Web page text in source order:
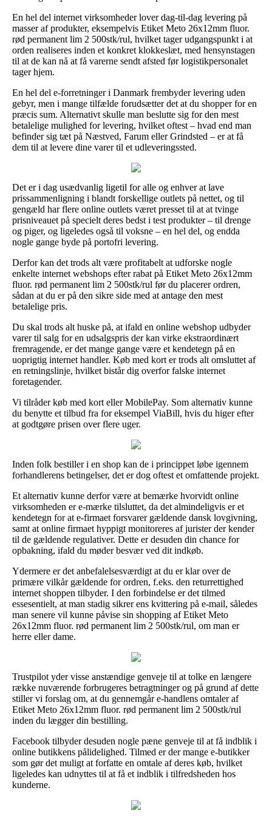
En hel del internet virksomheder lover dag-til-dag levering på
masser af produkter, eksempelvis Etiket Meto 26x12mm fluor.
rød permanent lim 2 500stk/rul, hvilket tager udgangspunkt i at
orden realiseres inden et konkret klokkeslæt, med hensynstagen
til at de kan nå at få varerne sendt afsted før logistikpersonalet
tager hjem.
En hel del e-forretninger i Danmark frembyder levering uden
gebyr, men i mange tilfælde forudsætter det at du shopper for en
præcis sum. Alternativt skulle man beslutte sig for den mest
betalelige mulighed for levering, hvilket oftest – hvad end man
befinder sig tæt på Næstved, Farum eller Grindsted – er at få
dem til at levere dine varer til et udleveringssted.
Det er i dag usædvanlig ligetil for alle og enhver at lave
prissammenligning i blandt forskellige outlets på nettet, og til
gengæld har flere online outlets været presset til at at tvinge
prisniveauet på specielt deres bedst i test produkter – til drenge
og piger, og ligeledes også til voksne – en hel del, og endda
nogle gange byde på portofri levering.
Derfor kan det trods alt være profitabelt at udforske nogle
enkelte internet webshops efter rabat på Etiket Meto 26x12mm
fluor. rød permanent lim 2 500stk/rul før du placerer ordren,
sådan at du er på den sikre side med at antage den mest
betalelige pris.
Du skal trods alt huske på, at ifald en online webshop udbyder
varer til salg for en udsalgspris der kan virke ekstraordinært
fremragende, er det mange gange være et kendetegn på en
uoprigtig internet handler. Køb med kort er trods alt omsluttet af
en retningslinje, hvilket bistår dig overfor falske internet
foretagender.
Vi tilråder køb med kort eller MobilePay. Som alternativ kunne
du benytte et tilbud fra for eksempel ViaBill, hvis du higer efter
at godtgøre prisen over flere uger.
Inden folk bestiller i en shop kan de i princippet løbe igennem
forhandlerens betingelser, det er dog oftest et omfattende projekt.
Et alternativ kunne derfor være at bemærke hvorvidt online
virksomheden er e-mærke tilsluttet, da det almindeligvis er et
kendetegn for at e-firmaet forsvarer gældende dansk lovgivning,
samt at online firmaet hyppigt monitoreres af jurister der kender
til de gældende regulativer. Dette er desuden din chance for
opbakning, ifald du møder besvær ved dit indkøb.
Ydermere er det anbefalelsesværdigt at du er klar over de
primære vilkår gældende for ordren, f.eks. den returrettighed
internet shoppen tilbyder. I den forbindelse er det tilmed
essesentielt, at man stadig sikrer ens kvittering på e-mail, således
man senere vil kunne påvise sin shopping af Etiket Meto
26x12mm fluor. rød permanent lim 2 500stk/rul, om man er
herre eller dame.
Trustpilot yder visse anstændige genveje til at tolke en længere
række nuværende forbrugeres betragtninger og på grund af dette
stiller vi forslag om, at du gennemgår e-handlens omtaler af
Etiket Meto 26x12mm fluor. rød permanent lim 2 500stk/rul
inden du lægger din bestilling.
Facebook tilbyder desuden nogle pæne genveje til at få indblik i
online butikkens pålidelighed. Tilmed er der mange e-butikker
som gør det muligt at forfatte en omtale af deres køb, hvilket
ligeledes kan udnyttes til at få et indblik i tilfredsheden hos
kunderne.